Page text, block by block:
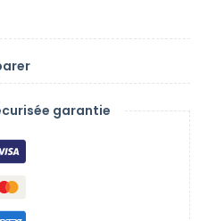
garantie